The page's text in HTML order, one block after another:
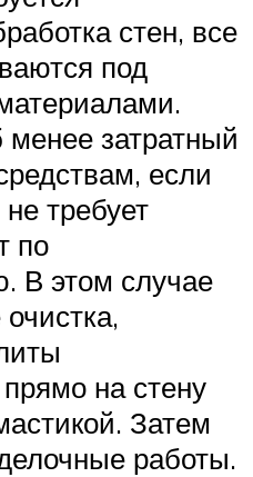
стен, все
под
менее затратный
если
требует
по
В этом случае
на стену
Затем
работы.